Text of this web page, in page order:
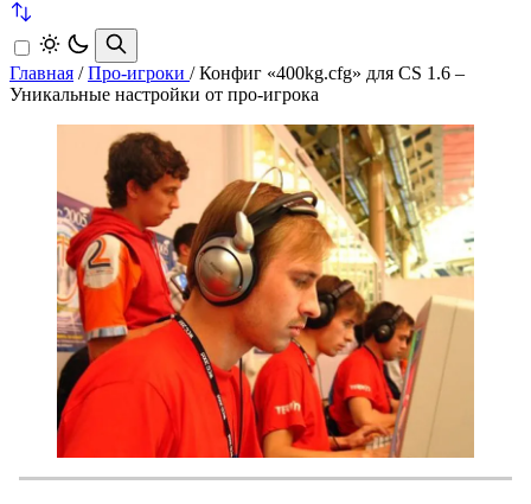
Главная / Про-игроки / Конфиг «400kg.cfg» для CS 1.6 –
Уникальные настройки от про-игрока